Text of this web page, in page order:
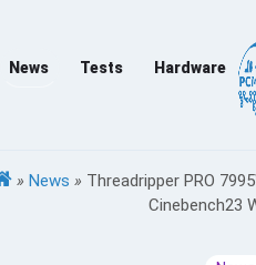
News Tests Hardware
» News » Threadripper PRO
Cinebench23